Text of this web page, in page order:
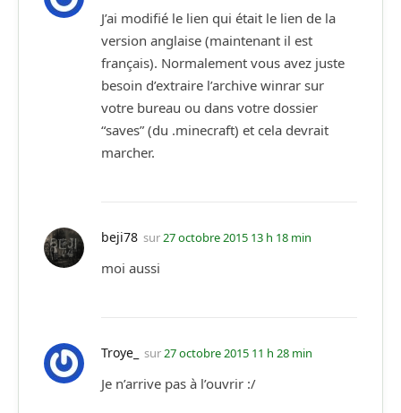
J’ai modifié le lien qui était le lien de la
version anglaise (maintenant il est
français). Normalement vous avez juste
besoin d’extraire l’archive winrar sur
votre bureau ou dans votre dossier
“saves” (du .minecraft) et cela devrait
marcher.
beji78 sur27 octobre 2015 13 h 18 min
moi aussi
Troye_ sur27 octobre 2015 11 h 28 min
Je n’arrive pas à l’ouvrir :/